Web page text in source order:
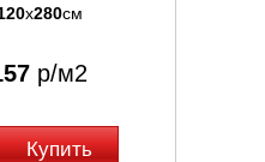
x280см
р/м2
Купить